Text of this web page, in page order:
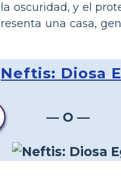
oscuridad, y el
una casa,
Neftis: Diosa
— O —